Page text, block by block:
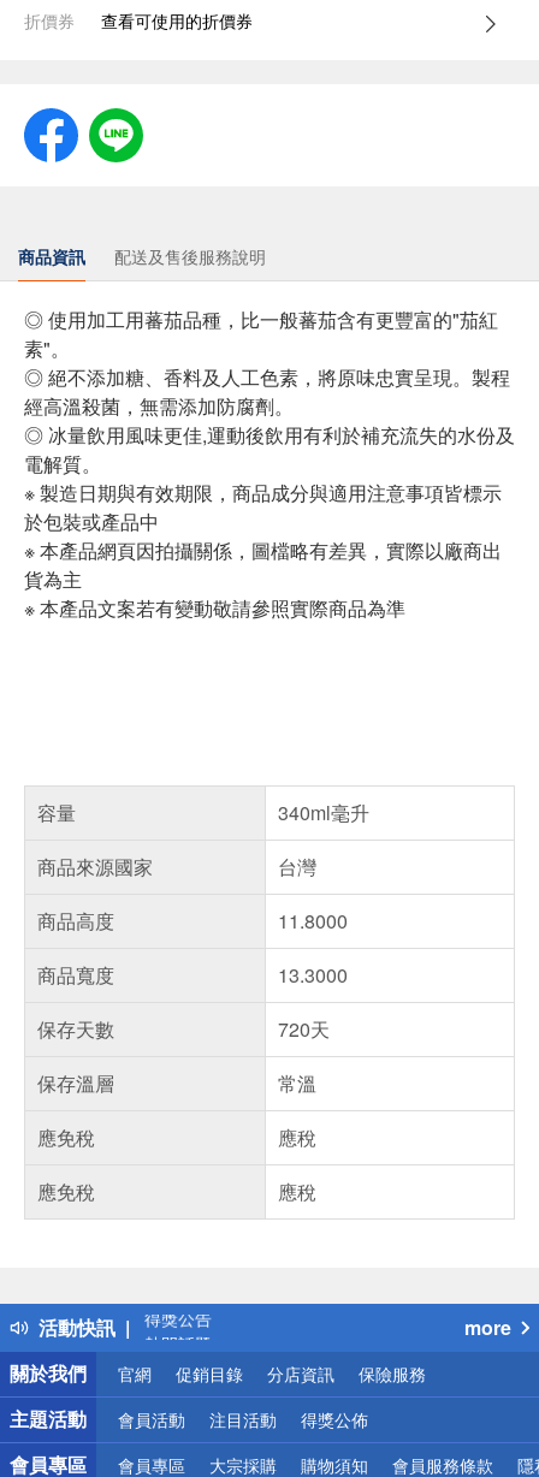
折價券 查看可使用的折價券
商品資訊 配送及售後服務說明
◎ 使用加工用蕃茄品種，比一般蕃茄含有更豐富的"茄紅
素"。
◎ 絕不添加糖、香料及人工色素，將原味忠實呈現。製程
經高溫殺菌，無需添加防腐劑。
◎ 冰量飲用風味更佳,運動後飲用有利於補充流失的水份及
電解質。
※ 製造日期與有效期限，商品成分與適用注意事項皆標示
於包裝或產品中
※ 本產品網頁因拍攝關係，圖檔略有差異，實際以廠商出
貨為主
※ 本產品文案若有變動敬請參照實際商品為準
容量
340ml毫升
商品來源國家
台灣
商品高度
11.8000
商品寬度
13.3000
保存天數
720天
保存溫層
常溫
應免稅
應稅
應免稅
應稅
活動快訊
得獎公告
熱門話題
銀行優惠
偏遠地區配送
詐騙網頁！請小心！
more
關於我們
官網 促銷目錄 分店資訊 保險服務
主題活動 會員活動 注目活動 得獎公佈
會員專區 會員專區 大宗採購 購物須知 會員服務條款 隱